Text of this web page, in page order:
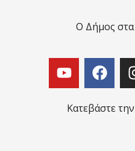
Ο Δήμος στα
Κατεβάστε